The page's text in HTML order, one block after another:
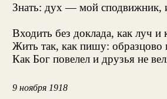
Знать: дух — мой
Входить без доклада, как луч и
Жить так, как пишу:
Как Бог повелел и друзья не
9 ноября 1918